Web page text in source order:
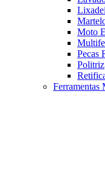
Moto
Pecas
Politriz
Ferramentas